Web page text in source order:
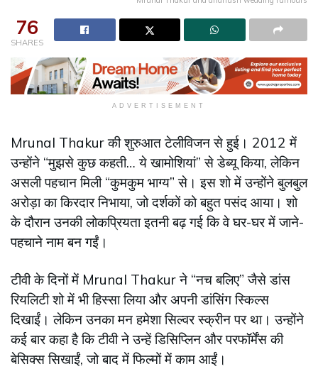
76
SHARES
ADVERTISEMENT
Mrunal Thakur की शुरुआत टेलीविजन से हुई। 2012 में
उन्होंने “मुझसे कुछ कहती… ये खामोशियां” से डेब्यू किया, लेकिन
असली पहचान मिली “कुमकुम भाग्य” से। इस शो में उन्होंने बुलबुल
अरोड़ा का किरदार निभाया, जो दर्शकों को बहुत पसंद आया। शो
के दौरान उनकी लोकप्रियता इतनी बढ़ गई कि वे घर-घर में जाने-
पहचाने नाम बन गईं।
टीवी के दिनों में Mrunal Thakur ने “नच बलिए” जैसे डांस
रियलिटी शो में भी हिस्सा लिया और अपनी डांसिंग स्किल्स
दिखाईं। लेकिन उनका मन हमेशा सिल्वर स्क्रीन पर था। उन्होंने
कई बार कहा है कि टीवी ने उन्हें डिसिप्लिन और परफॉर्मेंस की
बेसिक्स सिखाईं, जो बाद में फिल्मों में काम आईं।